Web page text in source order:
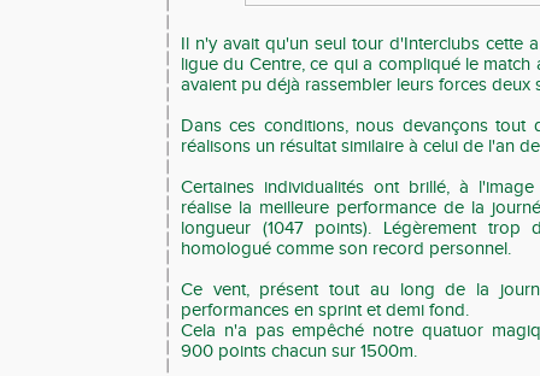
Il n'y avait qu'un seul tour d'Interclubs cette
ligue du Centre, ce qui a compliqué le match
avaient pu déjà rassembler leurs forces deux
Dans ces conditions, nous devançons
réalisons un résultat similaire à celui de l'an
Certaines individualités ont brillé, à
réalise la meilleure performance de la
longueur (1047 points). Légèrement trop
homologué comme son record personnel.
Ce vent, présent tout au long de la
performances en sprint et demi fond.
Cela n'a pas empêché notre quatuor
900 points chacun sur 1500m.